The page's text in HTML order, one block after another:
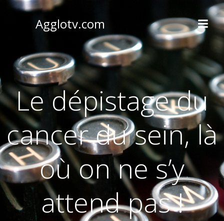
Agglotv.com
Le dépistage du
cancer du sein, là
où on ne s’y
attend pas !